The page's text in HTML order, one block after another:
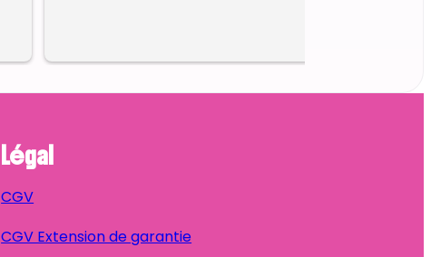
Légal
CGV
CGV Extension de garantie